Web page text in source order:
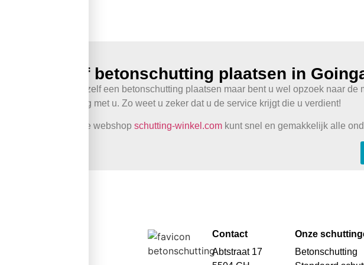
Zelf betonschutting plaatsen in
Wilt u zelf een betonschutting plaatsen maar bent u wel opzoek naar
overleg met u. Zo weet u zeker dat u de service krijgt die u verdient!
In onze webshop schutting-winkel.com kunt snel en gemakkelijk alle
Contact
Abtstraat 17
Onze
Betonschutting